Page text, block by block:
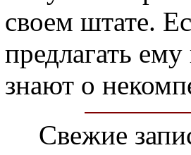
своем штате.
предлагать
знают о
Свежие